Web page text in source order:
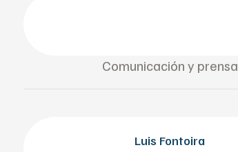
Comunicación y prensa
Luis Fontoira